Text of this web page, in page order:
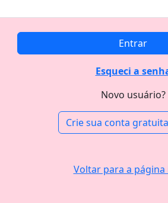
Entrar
Esqueci a
Novo usuário?
Crie sua conta
Voltar para a página